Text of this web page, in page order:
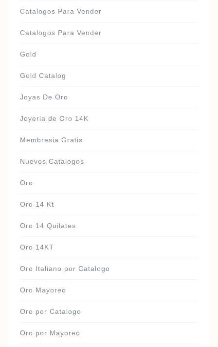
Catalogos Para Vender
Catalogos Para Vender
Gold
Gold Catalog
Joyas De Oro
Joyeria de Oro 14K
Membresia Gratis
Nuevos Catalogos
Oro
Oro 14 Kt
Oro 14 Quilates
Oro 14KT
Oro Italiano por Catalogo
Oro Mayoreo
Oro por Catalogo
Oro por Mayoreo